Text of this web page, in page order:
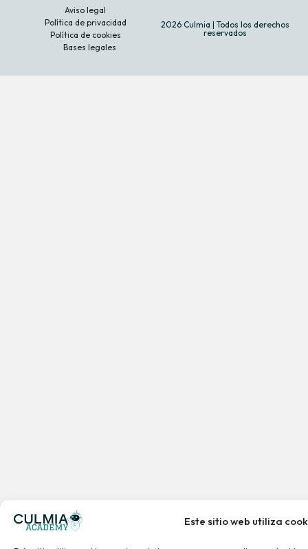
Este sitio web utiliza
Aviso legal
Política de privacidad
Política de cookies
Bases legales
2026 Culmia | Todos los derechos
reservados